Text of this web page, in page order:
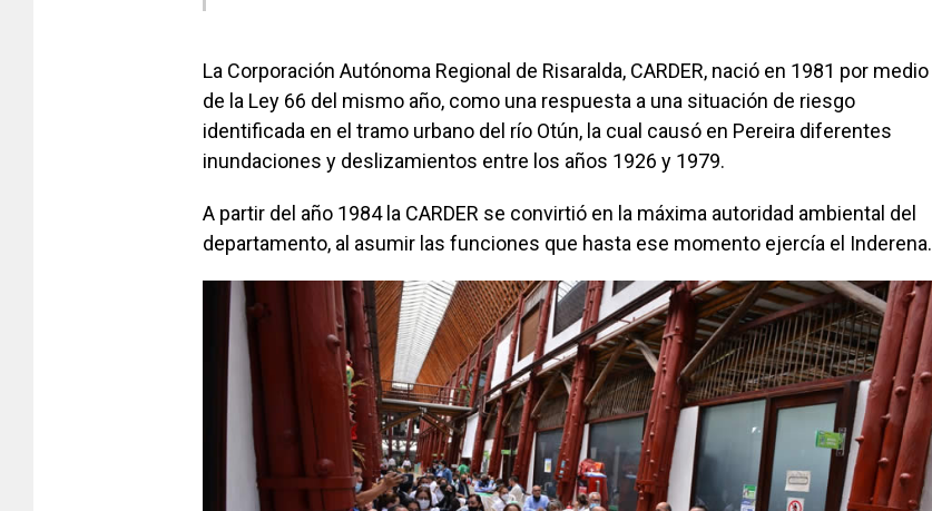
La Corporación Autónoma Regional de Risaralda, CARDER, nació en 1981 por medio
de la Ley 66 del mismo año, como una respuesta a una situación de riesgo
identificada en el tramo urbano del río Otún, la cual causó en Pereira diferentes
inundaciones y deslizamientos entre los años 1926 y 1979.
A partir del año 1984 la CARDER se convirtió en la máxima autoridad ambiental del
departamento, al asumir las funciones que hasta ese momento ejercía el Inderena.